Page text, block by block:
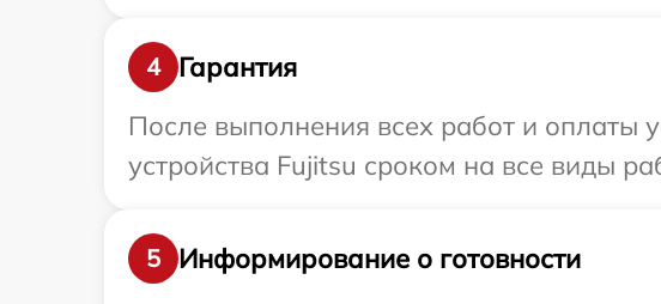
4
Гарантия
После выполнения всех работ и оплаты
устройства Fujitsu сроком на все виды
5
Информирование о готовности